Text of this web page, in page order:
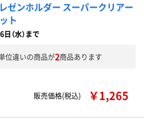
ゼンホルダー スーパークリアー
ト
（水）まで
位違いの商品が2商品あります
販売価格(税込)
￥1,265